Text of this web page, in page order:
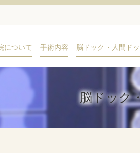
について (current)
手術内容 脳ドック・人間ド
脳ドック